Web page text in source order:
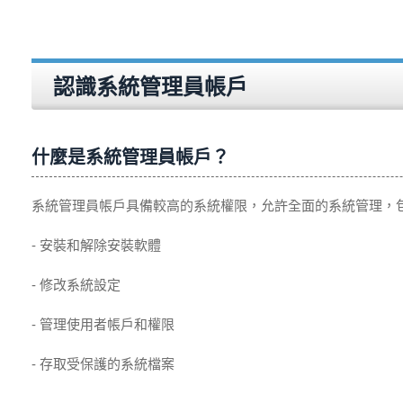
認識系統管理員帳戶
什麼是系統管理員帳戶？
系統管理員帳戶具備較高的系統權限，允許全面的系統管理，
- 安裝和解除安裝軟體
- 修改系統設定
- 管理使用者帳戶和權限
- 存取受保護的系統檔案